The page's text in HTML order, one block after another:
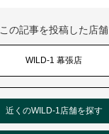
この記事を投稿した店舗
WILD-1 幕張店
近くのWILD-1店舗を探す